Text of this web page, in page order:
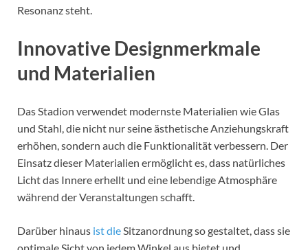
Resonanz steht.
Innovative Designmerkmale
und Materialien
Das Stadion verwendet modernste Materialien wie Glas
und Stahl, die nicht nur seine ästhetische Anziehungskraft
erhöhen, sondern auch die Funktionalität verbessern. Der
Einsatz dieser Materialien ermöglicht es, dass natürliches
Licht das Innere erhellt und eine lebendige Atmosphäre
während der Veranstaltungen schafft.
Darüber hinaus ist dieSitzanordnung so gestaltet, dass sie